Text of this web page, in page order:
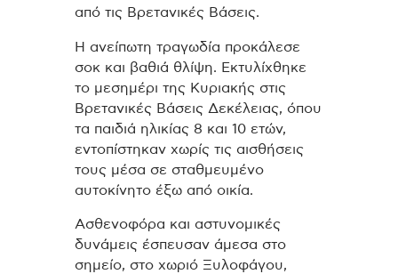
από τις Βρετανικές Βάσεις.
Η ανείπωτη τραγωδία προκάλεσε
σοκ και βαθιά θλίψη. Εκτυλίχθηκε
το μεσημέρι της Κυριακής στις
Βρετανικές Βάσεις Δεκέλειας, όπου
τα παιδιά ηλικίας 8 και 10 ετών,
εντοπίστηκαν χωρίς τις αισθήσεις
τους μέσα σε σταθμευμένο
αυτοκίνητο έξω από οικία.
Ασθενοφόρα και αστυνομικές
δυνάμεις έσπευσαν άμεσα στο
σημείο, στο χωριό Ξυλοφάγου,